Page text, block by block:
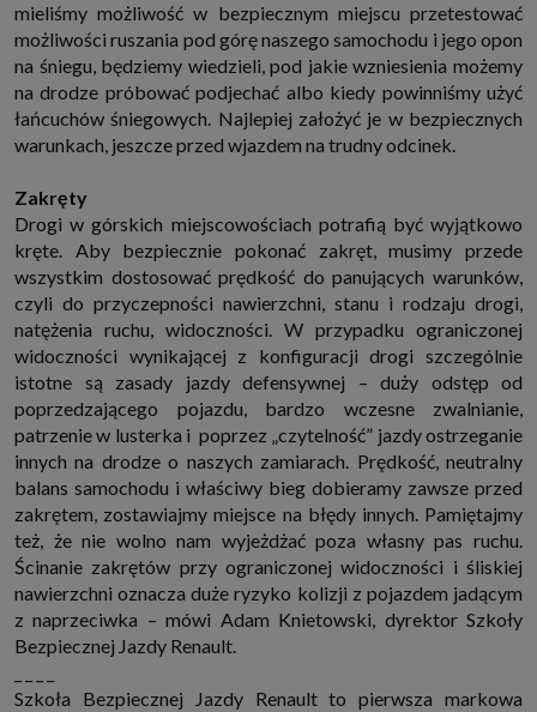
Na naszych stronach używamy znaczników internetowych takich jak pliki
np. cookie lub local storage do zbierania i przetwarzania danych
osobowych w celu personalizowania treści i reklam oraz analizowania
ruchu na stronach, aplikacjach i w Internecie. W ten sposób technologię tę
wykorzystują również podmioty z Grupy SAGIER oraz nasi Zaufani
Partnerzy, którzy także chcą dopasowywać reklamy do Twoich preferencji.
Cookies to dane informatyczne zapisywane w plikach i przechowywane na
Twoim urządzeniu końcowym (tj. twój komputer, tablet, smartphone itp.),
które przeglądarka wysyła do serwera przy każdorazowym wejściu na
Szczegółową informację na temat plików cookie i ich funkcjonowania
znajdziesz
o tym jak zmienić ustawienia przeglądarki, aby ograniczyć lub wyłączyć
funkcjonowanie plików cookies itp. oraz jak usunąć takie pliki z Twojego
urządzenia.
Przysługują Ci następujące uprawnienia wobec Twoich danych i ich
przetwarzania przez nas, inne podmioty z Grupy SAGIER i Zaufanych
Partnerów:
1. Jeśli udzieliłeś zgody na przetwarzanie danych możesz ją w każdej
chwili wycofać (cofnięcie zgody oczywiście nie uchyli zgodności z prawem
przetwarzania już dokonanego na jej podstawie);
2. Masz również prawo żądania dostępu do Twoich danych osobowych, ich
sprostowania, usunięcia lub ograniczenia przetwarzania, prawo do
przeniesienia danych, wyrażenia sprzeciwu wobec przetwarzania danych
oraz prawo do wniesienia skargi do organu nadzorczego, którym w Polsce
jest Prezes Urzędu Ochrony Danych Osobowych. Pod tym adresem
znajdziesz dodatkowe informacje dotyczące przetwarzania danych i
Twoich uprawnień.
mieliśmy możliwość w bezpiecznym miejscu przetestować
możliwości ruszania pod górę naszego samochodu i jego opon
na śniegu, będziemy wiedzieli, pod jakie wzniesienia możemy
na drodze próbować podjechać albo kiedy powinniśmy użyć
łańcuchów śniegowych. Najlepiej założyć je w bezpiecznych
warunkach, jeszcze przed wjazdem na trudny odcinek.
Zakręty
Drogi w górskich miejscowościach potrafią być wyjątkowo
kręte. Aby bezpiecznie pokonać zakręt, musimy przede
wszystkim dostosować prędkość do panujących warunków,
czyli do przyczepności nawierzchni, stanu i rodzaju drogi,
natężenia ruchu, widoczności. W przypadku ograniczonej
widoczności wynikającej z konfiguracji drogi szczególnie
istotne są zasady jazdy defensywnej – duży odstęp od
poprzedzającego pojazdu, bardzo wczesne zwalnianie,
patrzenie w lusterka i poprzez „czytelność” jazdy ostrzeganie
innych na drodze o naszych zamiarach. Prędkość, neutralny
balans samochodu i właściwy bieg dobieramy zawsze przed
zakrętem, zostawiajmy miejsce na błędy innych. Pamiętajmy
też, że nie wolno nam wyjeżdżać poza własny pas ruchu.
Ścinanie zakrętów przy ograniczonej widoczności i śliskiej
nawierzchni oznacza duże ryzyko kolizji z pojazdem jadącym
z naprzeciwka – mówi Adam Knietowski, dyrektor Szkoły
Bezpiecznej Jazdy Renault.
Szkoła Bezpiecznej Jazdy Renault to pierwsza markowa